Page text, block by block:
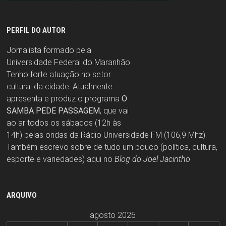
PERFIL DO AUTOR
Jornalista formado pela
Universidade Federal do Maranhão.
Tenho forte atuação no setor
cultural da cidade. Atualmente
apresenta e produz o programa O
SAMBA PEDE PASSAGEM, que vai
ao ar todos os sábados (12h às
14h) pelas ondas da Rádio Universidade FM (106,9 Mhz).
Também escrevo sobre de tudo um pouco (política, cultura,
esporte e variedades) aqui no Blog do Joel Jacintho.
ARQUIVO
agosto 2026